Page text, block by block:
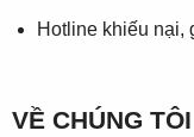
Hotline khiếu nại,
VỀ CHÚNG TÔI